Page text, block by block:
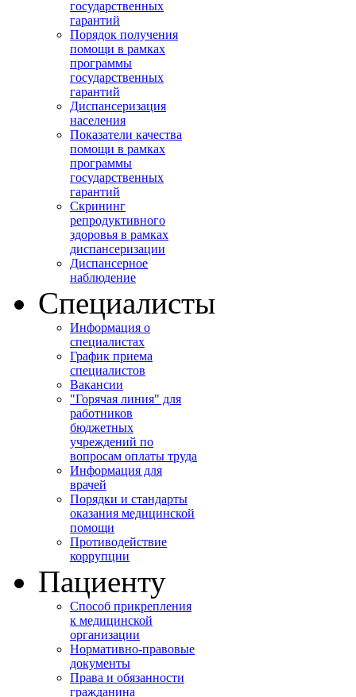
государственных
гарантий
Порядок получения
помощи в рамках
программы
государственных
гарантий
Диспансеризация
населения
Показатели качества
помощи в рамках
программы
государственных
гарантий
Скрининг
репродуктивного
здоровья в рамках
диспансеризации
Диспансерное
наблюдение
Специалисты
Информация о
специалистах
График приема
специалистов
Вакансии
"Горячая линия" для
работников
бюджетных
учреждений по
вопросам оплаты труда
Информация для
врачей
Порядки и стандарты
оказания медицинской
помощи
Противодействие
коррупции
Пациенту
Способ прикрепления
к медицинской
организации
Нормативно-правовые
документы
Права и обязанности
гражданина